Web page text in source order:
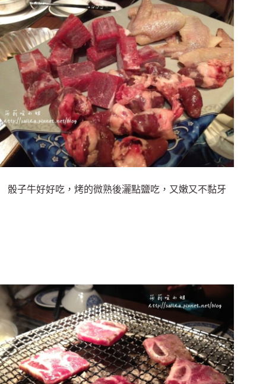
骰子牛好好吃，烤的微熟後灑點鹽吃，又嫩又不黏牙